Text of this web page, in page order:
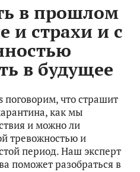
в прошлом
и страхи и с
в будущее
поговорим, что страшит
как мы
и можно ли
тревожностью и
период. Наш эксперт
поможет разобраться в